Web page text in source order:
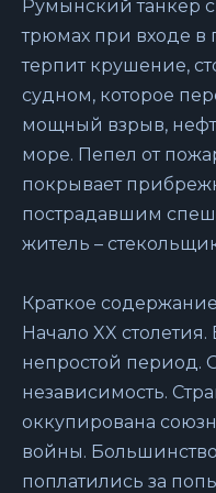
Румынский танкер
трюмах при входе
терпит крушение,
судном, которое
мощный взрыв,
море. Пепел от
покрывает
пострадавшим
житель –
Краткое
Начало XX
непростой период.
независимость.
оккупирована
войны.
поплатились за